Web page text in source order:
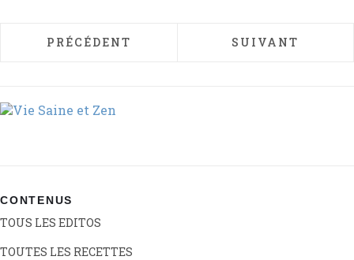
ARTICLE PRÉCÉDENT : LE FENG SHUI ET
PRÉCÉDENT ARTICLE
SUIVANT
CONTENUS
TOUS LES EDITOS
TOUTES LES RECETTES